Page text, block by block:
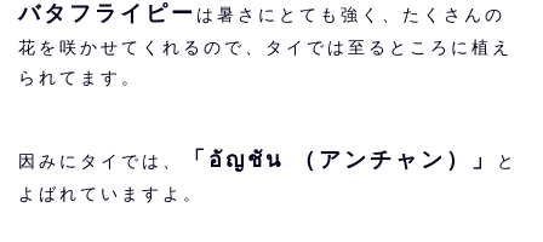
バタフライピー は暑さにとても強く、たくさんの
花を咲かせてくれるので、タイでは至るところに植え
られてます。
因みにタイでは、 「 อัญชัน （アンチャン）」
と
よばれていますよ。